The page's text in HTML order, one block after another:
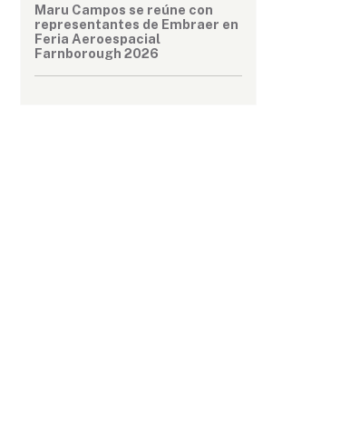
Maru Campos se reúne con
representantes de Embraer en
Feria Aeroespacial
Farnborough 2026